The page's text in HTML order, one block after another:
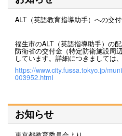
ALT（英語教育指導助手）への交
福生市のALT（英語指導助手）の
防衛省の交付金（特定防衛施設周
しています。詳細につきましては
https://www.city.fussa.tokyo.jp/
003952.html
お知らせ